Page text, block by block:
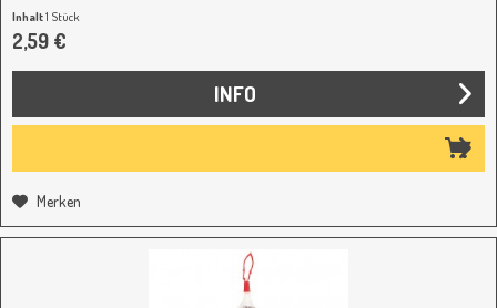
Inhalt1 Stück
2,59 €
INFO
Merken